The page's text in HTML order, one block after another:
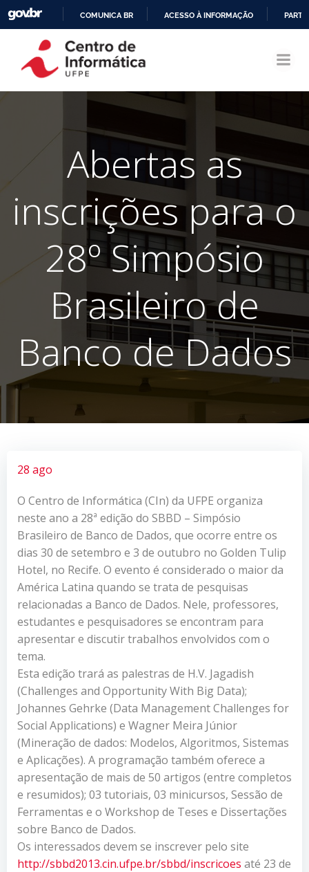
CONTEÚDO
COMUNICA BR ACESSO À INFORMAÇÃO
Abertas as
inscrições para o
28º Simpósio
Brasileiro de
Banco de Dados
28 ago
O Centro de Informática (CIn) da UFPE organiza
neste ano a 28ª edição do SBBD – Simpósio
Brasileiro de Banco de Dados, que ocorre entre os
dias 30 de setembro e 3 de outubro no Golden Tulip
Hotel, no Recife. O evento é considerado o maior da
América Latina quando se trata de pesquisas
relacionadas a Banco de Dados. Nele, professores,
estudantes e pesquisadores se encontram para
apresentar e discutir trabalhos envolvidos com o
tema.
Esta edição trará as palestras de H.V. Jagadish
(Challenges and Opportunity With Big Data);
Johannes Gehrke (Data Management Challenges for
Social Applications) e Wagner Meira Júnior
(Mineração de dados: Modelos, Algoritmos, Sistemas
e Aplicações). A programação também oferece a
apresentação de mais de 50 artigos (entre completos
e resumidos); 03 tutoriais, 03 minicursos, Sessão de
Ferramentas e o Workshop de Teses e Dissertações
sobre Banco de Dados.
Os interessados devem se inscrever pelo site
http://sbbd2013.cin.ufpe.br/sbbd/inscricoes até 23 de